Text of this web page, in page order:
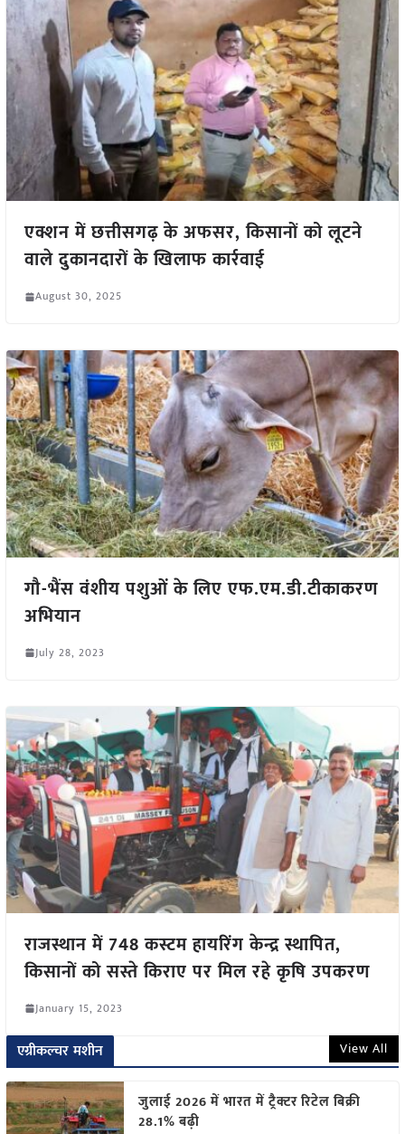
एक्शन में छत्तीसगढ़ के अफसर, किसानों को लूटने
वाले दुकानदारों के खिलाफ कार्रवाई
August 30, 2025
गौ-भैंस वंशीय पशुओं के लिए एफ.एम.डी.टीकाकरण
अभियान
July 28, 2023
राजस्थान में 748 कस्टम हायरिंग केन्द्र स्थापित,
किसानों को सस्ते किराए पर मिल रहे कृषि उपकरण
January 15, 2023
एग्रीकल्चर मशीन View All
जुलाई 2026 में भारत में ट्रैक्टर रिटेल बिक्री
28.1% बढ़ी